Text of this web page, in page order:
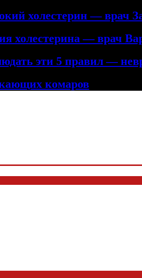
холестерин — врач
холестерина — врач
эти 5 правил —
комаров